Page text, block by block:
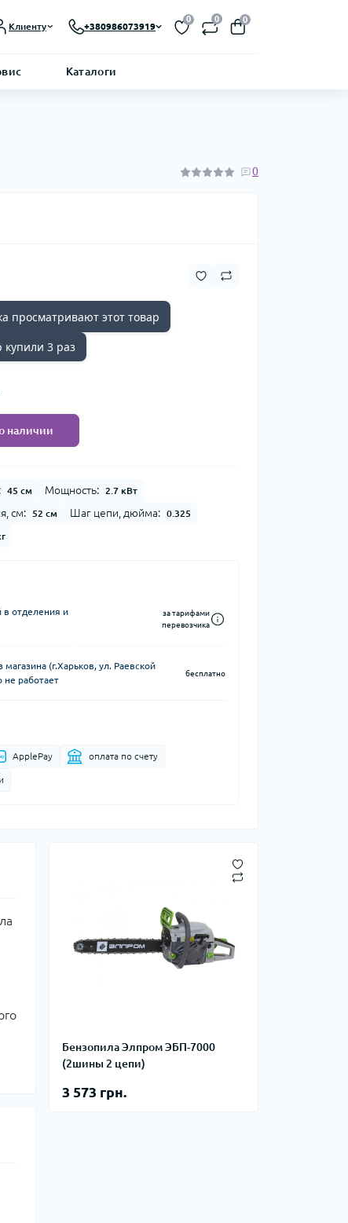
Клиенту +380986073919
0 0 0
Каталоги
0
просматривают этот товар
купили 3 раз
наличии
45 см Мощность: 2.7 кВт
см: 52 см Шаг цепи, дюйма: 0.325
в отделения и
за тарифами
перевозчика
(г.Харьков, ул. Раевской
работает
бесплатно
ApplePay оплата по счету
Бензопила Элпром ЭБП-7000
(2шины 2 цепи)
3 573 грн.